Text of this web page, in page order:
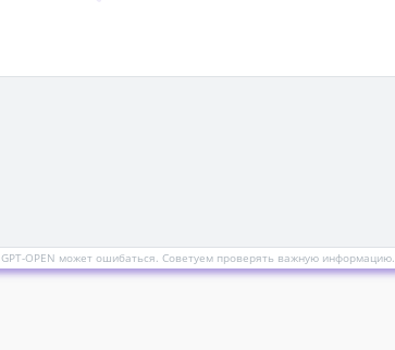
GPT-OPEN может ошибаться. Советуем проверять важную информацию.